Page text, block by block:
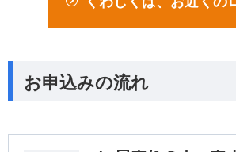
お申込みの流れ